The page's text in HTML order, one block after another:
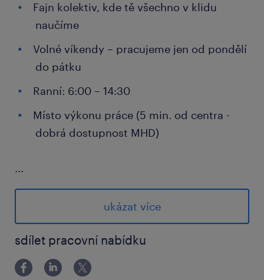
Fajn kolektiv, kde tě všechno v klidu
naučíme
Volné víkendy – pracujeme jen od pondělí
do pátku
Ranní: 6:00 – 14:30
Místo výkonu práce (5 min. od centra -
dobrá dostupnost MHD)
...
co od vás očekáváme
Časová flexibilita - směny od 6:00 do
14:30
Manuální zručnost, spolehlivost
Nástup ihned
ukázat více
sdílet pracovní nabídku